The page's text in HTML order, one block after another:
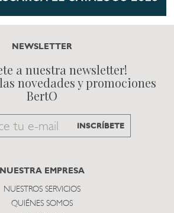
NEWSLETTER
a nuestra newsletter!
novedades y promociones
BertO
Email
subscribe
INSCRÍBETE
NUESTRA EMPRESA
NUESTROS SERVICIOS
QUIÉNES SOMOS